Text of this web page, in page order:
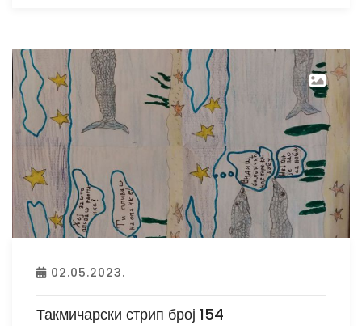
02.05.2023.
Такмичарски стрип број 154